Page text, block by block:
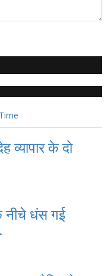
के दो
नीचे धंस गई